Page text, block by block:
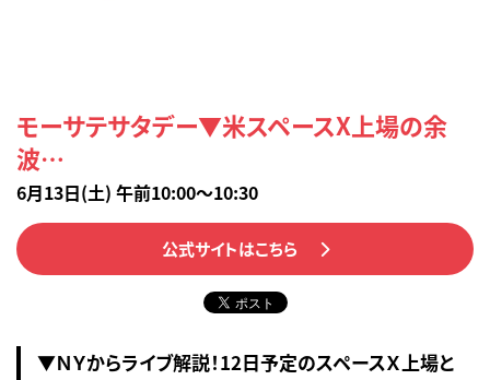
モーサテサタデー▼米スペースX上場の余
波…
6月13日(土) 午前10:00～10:30
公式サイトはこちら
▼ＮＹからライブ解説！12日予定のスペースＸ上場と